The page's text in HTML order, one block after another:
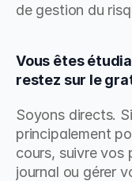
de gestion du
Vous êtes
restez sur le
Soyons directs.
principalement
cours, suivre vos
journal ou gérer